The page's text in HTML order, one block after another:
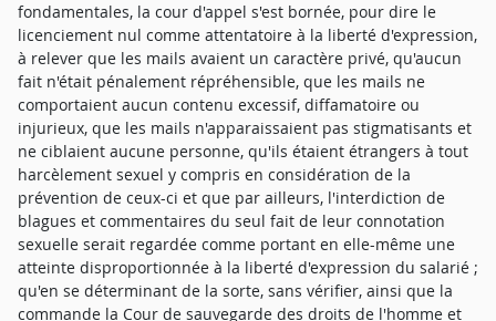
fondamentales, la cour d'appel s'est bornée, pour dire le
licenciement nul comme attentatoire à la liberté d'expression,
à relever que les mails avaient un caractère privé, qu'aucun
fait n'était pénalement répréhensible, que les mails ne
comportaient aucun contenu excessif, diffamatoire ou
injurieux, que les mails n'apparaissaient pas stigmatisants et
ne ciblaient aucune personne, qu'ils étaient étrangers à tout
harcèlement sexuel y compris en considération de la
prévention de ceux-ci et que par ailleurs, l'interdiction de
blagues et commentaires du seul fait de leur connotation
sexuelle serait regardée comme portant en elle-même une
atteinte disproportionnée à la liberté d'expression du salarié ;
qu'en se déterminant de la sorte, sans vérifier, ainsi que la
commande la Cour de sauvegarde des droits de l'homme et